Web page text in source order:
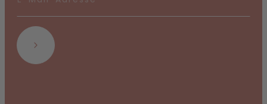
Abonnieren